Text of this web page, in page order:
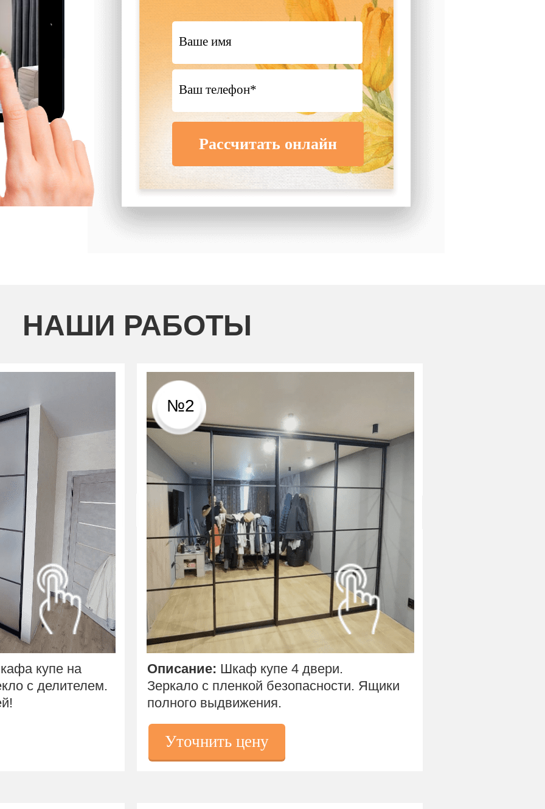
НАШИ РАБОТЫ
Уточнить цену
Рассчитать онлайн
купе на
с делителем.
Описание: Шкаф купе 4 двери.
Зеркало с пленкой безопасности. Ящики
полного выдвижения.
№2